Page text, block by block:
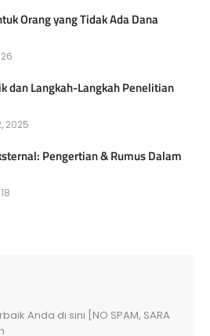
Orang yang Tidak Ada Dana
dan Langkah-Langkah Penelitian
2025
Pengertian & Rumus Dalam
Anda di sini [NO SPAM, SARA